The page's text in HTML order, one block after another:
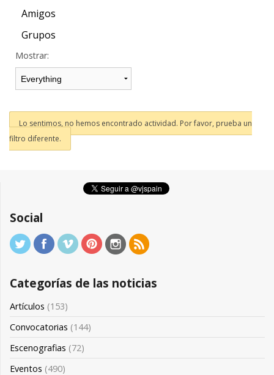
Amigos
Grupos
Mostrar:
Lo sentimos, no hemos encontrado actividad. Por favor, prueba un
filtro diferente.
Social
Categorías de las noticias
Artículos (153)
Convocatorias (144)
Escenografias (72)
Eventos (490)